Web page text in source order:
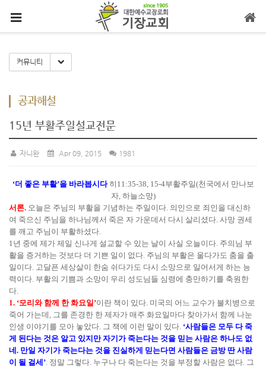
커뮤니티 Toggle Dropdown
공과해설
15년 부활주일설교전문
자니완 Apr 09, 2015 1981
‘더 좋은 부활’을 바라봅시다히11:35-38, 15-4부활주일(천국에서 만나보
자, 하늘소망)
서론. 오늘은 주님의 부활을 기념하는 주일이다. 의인으로 죄인을 대신하
여 죽으신 주님을 하나님께서 죽은 자 가운데서 다시 살리셨다. 사망 권세
를 깨고 주님이 부활하셨다.
1년 중에 제가 제일 신나게 설교할 수 있는 날이 사실 오늘이다. 주의님 부
활을 증거하는 것보다 더 기쁜 일이 없다. 주님의 부활은 울다가도 춤을 출
일이다. 고달픈 세상살이 한숨 쉬다가도 다시 소망으로 일어서게 하는 능
력이다. 부활의 기쁨과 소망이 우리 성도님들 심령에 충만하기를 축원한
다.
1. ‘모리와 함께 한 화요일’이란 책이 있다. 미국의 어느 교수가 불치병으로
죽어 가는데, 그를 존경한 한 제자가 매주 화요일마다 찾아가서 함께 나눈
인생 이야기를 모아 놓았다. 그 책에 이런 말이 있다. ‘사람들은 모두 다 죽
게 된다는 것은 알고 있지만 자기가 죽는다는 것을 믿는 사람은 하나도 없
네. 만일 자기가 죽는다는 것을 진실하게 믿는다면 사람들은 금방 딴 사람
이 될 걸세’. 정말 그렇다. 누구나 다 죽는다는 것을 부정할 사람은 없다. 그